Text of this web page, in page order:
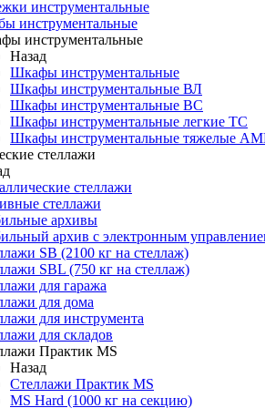
инструментальные
инструментальные
инструментальные
Назад
Шкафы инструментальные
Шкафы инструментальные ВЛ
Шкафы инструментальные ВС
Шкафы инструментальные легкие ТС
Шкафы инструментальные тяжелые
стеллажи
стеллажи
стеллажи
архивы
архив с электронным
SB (2100 кг на стеллаж)
SBL (750 кг на стеллаж)
для гаража
для дома
для инструмента
для складов
Практик MS
Назад
Стеллажи Практик MS
MS Hard (1000 кг на секцию)